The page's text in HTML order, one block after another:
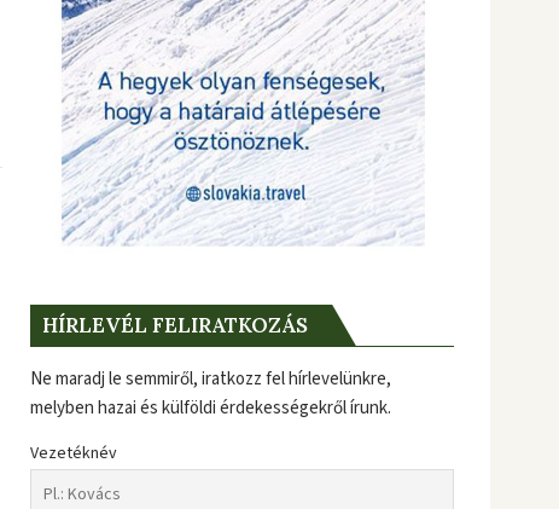
HÍRLEVÉL FELIRATKOZÁS
Ne maradj le semmiről, iratkozz fel hírlevelünkre,
melyben hazai és külföldi érdekességekről írunk.
Vezetéknév